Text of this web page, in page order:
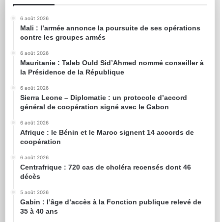
6 août 2026
Mali : l’armée annonce la poursuite de ses opérations
contre les groupes armés
6 août 2026
Mauritanie : Taleb Ould Sid’Ahmed nommé conseiller à
la Présidence de la République
6 août 2026
Sierra Leone – Diplomatie : un protocole d’accord
général de coopération signé avec le Gabon
6 août 2026
Afrique : le Bénin et le Maroc signent 14 accords de
coopération
6 août 2026
Centrafrique : 720 cas de choléra recensés dont 46
décès
5 août 2026
Gabin : l’âge d’accès à la Fonction publique relevé de
35 à 40 ans